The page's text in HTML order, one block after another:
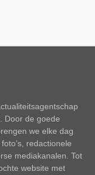
Door de goede
we elke dag
redactionele
mediakanalen. Tot
website met